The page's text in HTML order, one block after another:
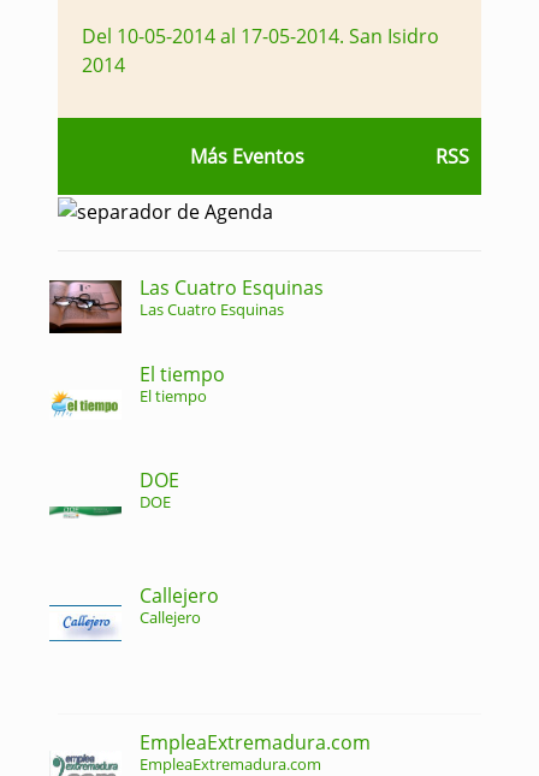
Del 10-05-2014 al 17-05-2014. San Isidro
2014
Más Eventos RSS
Las Cuatro Esquinas
Las Cuatro Esquinas
El tiempo
El tiempo
DOE
DOE
Callejero
Callejero
EmpleaExtremadura.com
EmpleaExtremadura.com